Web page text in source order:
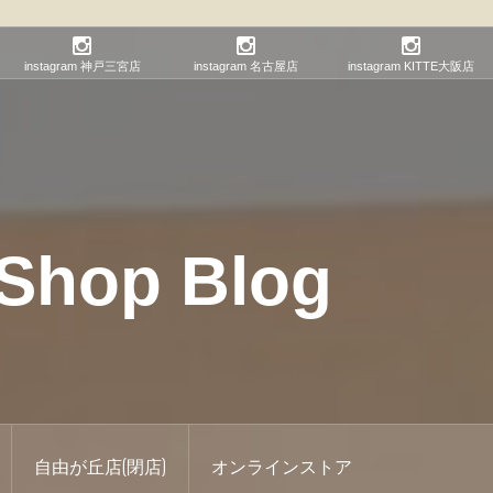
instagram 神戸三宮店 instagram 名古屋店 instagram KITTE大阪店
Blog
自由が丘店(閉店) オンラインストア